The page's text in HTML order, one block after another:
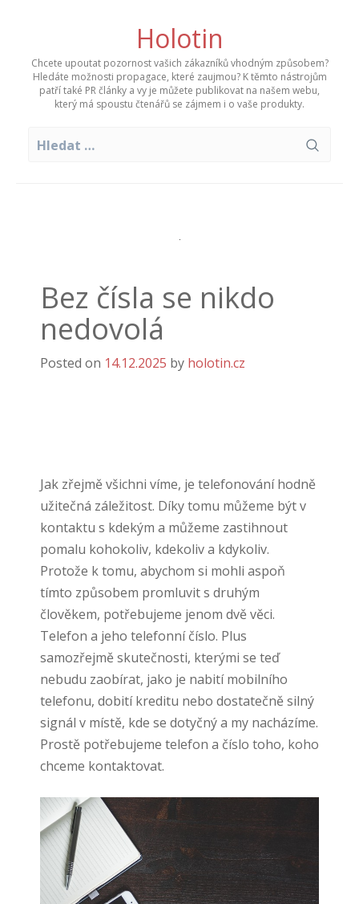
Holotin
Chcete upoutat pozornost vašich zákazníků vhodným způsobem?
Hledáte možnosti propagace, které zaujmou? K těmto nástrojům
patří také PR články a vy je můžete publikovat na našem webu,
který má spoustu čtenářů se zájmem i o vaše produkty.
Bez čísla se nikdo
nedovolá
Posted on 14.12.2025 by holotin.cz
Jak zřejmě všichni víme, je telefonování hodně
užitečná záležitost. Díky tomu můžeme být v
kontaktu s kdekým a můžeme zastihnout
pomalu kohokoliv, kdekoliv a kdykoliv.
Protože k tomu, abychom si mohli aspoň
tímto způsobem promluvit s druhým
člověkem, potřebujeme jenom dvě věci.
Telefon a jeho telefonní číslo. Plus
samozřejmě skutečnosti, kterými se teď
nebudu zaobírat, jako je nabití mobilního
telefonu, dobití kreditu nebo dostatečně silný
signál v místě, kde se dotyčný a my nacházíme.
Prostě potřebujeme telefon a číslo toho, koho
chceme kontaktovat.